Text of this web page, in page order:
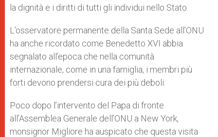
la dignità e i diritti di tutti gli individui nello Stato.
L’osservatore permanente della Santa Sede all’ONU
ha anche ricordato come Benedetto XVI abbia
segnalato all’epoca che nella comunità
internazionale, come in una famiglia, i membri più
forti devono prendersi cura dei più deboli.
Poco dopo l’intervento del Papa di fronte
all’Assemblea Generale dell’ONU a New York,
monsignor Migliore ha auspicato che questa visita